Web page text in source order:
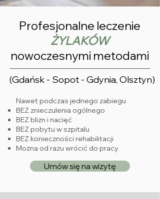
Profesjonalne leczenie
ŻYLAKÓW
nowoczesnymi metodami
(Gdańsk - Sopot - Gdynia, Olsztyn)
Nawet podczas jednego zabiegu​
BEZ znieczulenia ogólnego
BEZ blizn i nacięć
BEZ pobytu w szpitalu
BEZ konieczności rehabilitacji
Można od razu wrócić do pracy
Umów się na wizytę